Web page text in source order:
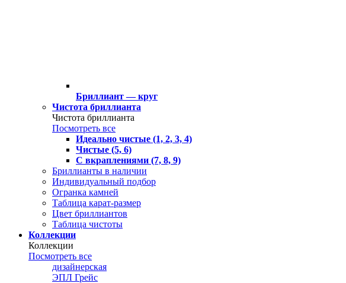
Бриллиант — круг
Чистота бриллианта
Чистота бриллианта
Посмотреть все
Идеально чистые (1, 2, 3, 4)
Чистые (5, 6)
С вкраплениями (7, 8, 9)
Бриллианты в наличии
Индивидуальный подбор
Огранка камней
Таблица карат-размер
Цвет бриллиантов
Таблица чистоты
Коллекции
Коллекции
Посмотреть все
дизайнерская
ЭПЛ Грейс